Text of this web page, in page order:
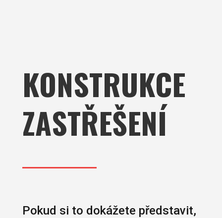
KONSTRUKCE
ZASTŘEŠENÍ
Pokud si to dokážete představit,